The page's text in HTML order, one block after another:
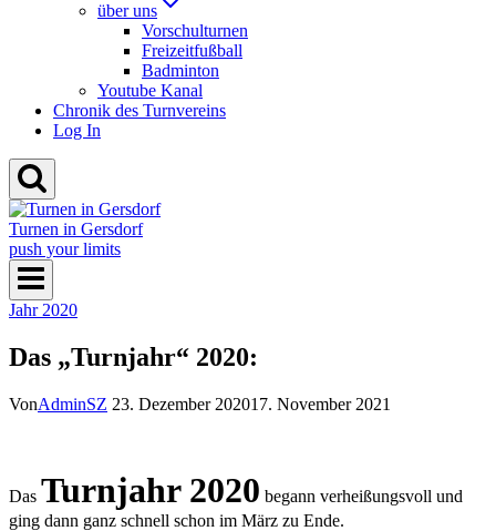
über uns
Vorschulturnen
Freizeitfußball
Badminton
Youtube Kanal
Chronik des Turnvereins
Log In
Turnen in Gersdorf
push your limits
Jahr 2020
Das „Turnjahr“ 2020:
VonAdminSZ 23. Dezember 202017. November 2021
Das Turnjahr 2020 begann verheißungsvoll und
ging dann ganz schnell schon im März zu Ende.